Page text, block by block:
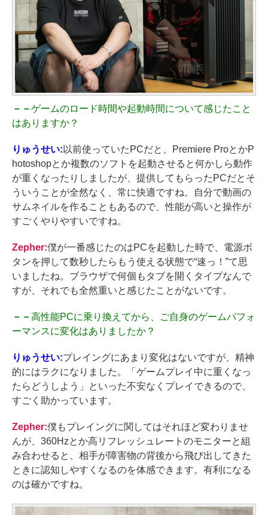
－－ゲームのロード時間や起動時間について感じたこと
はありますか？
りゅうせい: 以前使っていたPCだと、Premiere ProとかP
hotoshopとか複数のソフトを起動させると何かしら動作
が重くなったりしましたが、提供してもらったPCだとそ
ういうことが全然なく、常に快適ですね。自分で動画の
サムネイルを作ることもあるので、性能が高いと操作が
すごくやりやすいですね。
Zepher:僕が一番感じたのはPCを起動した時で、電源ボ
タンを押して数秒したらもう使える状態で“速っ！”て思
いましたね。ブラウザで何個もタブを開くタイプなんで
すが、それでも全然重いと感じたことがないです。
－－高性能PCに乗り換えてから、ご自身のゲームパフォ
ーマンスに変化はありましたか？
りゅうせい:プレイングにあまり変化はないですが、精神
的にはラクになりました。「ゲームプレイ中に重くなっ
たらどうしよう」といった不安なくプレイできるので、
すごく助かっています。
Zepher:僕もプレイングに関してはそれほど変わりませ
んが、360Hzとか高リフレッシュレートのモニターと組
み合わせると、相手が障害物の背後から飛び出してきた
ときに認知しやすくなるのを体感できます。有利になる
のは確かですね。